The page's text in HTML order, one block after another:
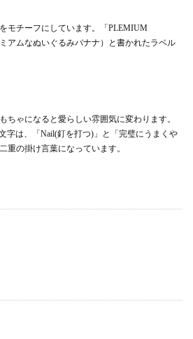
モチーフにしています。「PLEMIUM
アムなぬいぐるみバナナ）と書かれたラベル
ちゃになると愛らしい雰囲気に変わります。
字は、「Nail(釘を打つ)」と「完璧にうまくや
重の掛け言葉になっています。